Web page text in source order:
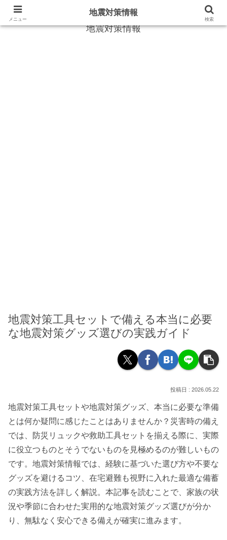
地震対策情報
地震対策工具セットで備える本当に必要
な地震対策グッズ選びの実践ガイド
2026.05.22
地震対策工具セットや地震対策グッズ、本当に必要な準備
とは何か疑問に感じたことはありませんか？災害時の備え
では、防災リュックや救助工具セットを揃える際に、実際
に役立つものとそうでないものを見極めるのが難しいもの
です。地震対策情報では、経験に基づいた選び方や不要な
グッズを避けるコツ、在宅避難も視野に入れた最適な備蓄
の実践方法を詳しく解説。本記事を読むことで、家族の状
況や季節に合わせた実用的な地震対策グッズ選びが分か
り、無駄なく安心できる備えが確実に進みます。
メニュー
地震対策情報
検索